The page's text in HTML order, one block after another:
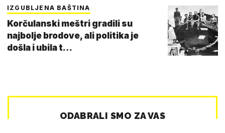
IZGUBLJENA BAŠTINA
Korčulanski meštri gradili su
najbolje brodove, ali politika je
došla i ubila t…